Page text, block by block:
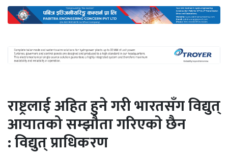
अन्तर्राष्ट्रिय
ऊर्जा
दक्षता
खबर
हरित
हाइड्रोजन
राष्ट्रलाई अहित हुने गरी भारतसँग विद्युत्
आयातको सम्झौता गरिएकाे छैन
: विद्युत् प्राधिकरण